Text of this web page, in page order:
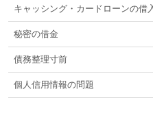
キャッシング ・ カードローンの借
秘密の借金
債務整理寸前
個人信用情報の問題